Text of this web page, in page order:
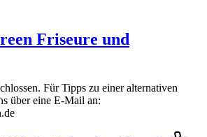
Friseure und
Für Tipps zu einer alternativen
über eine E-Mail an: